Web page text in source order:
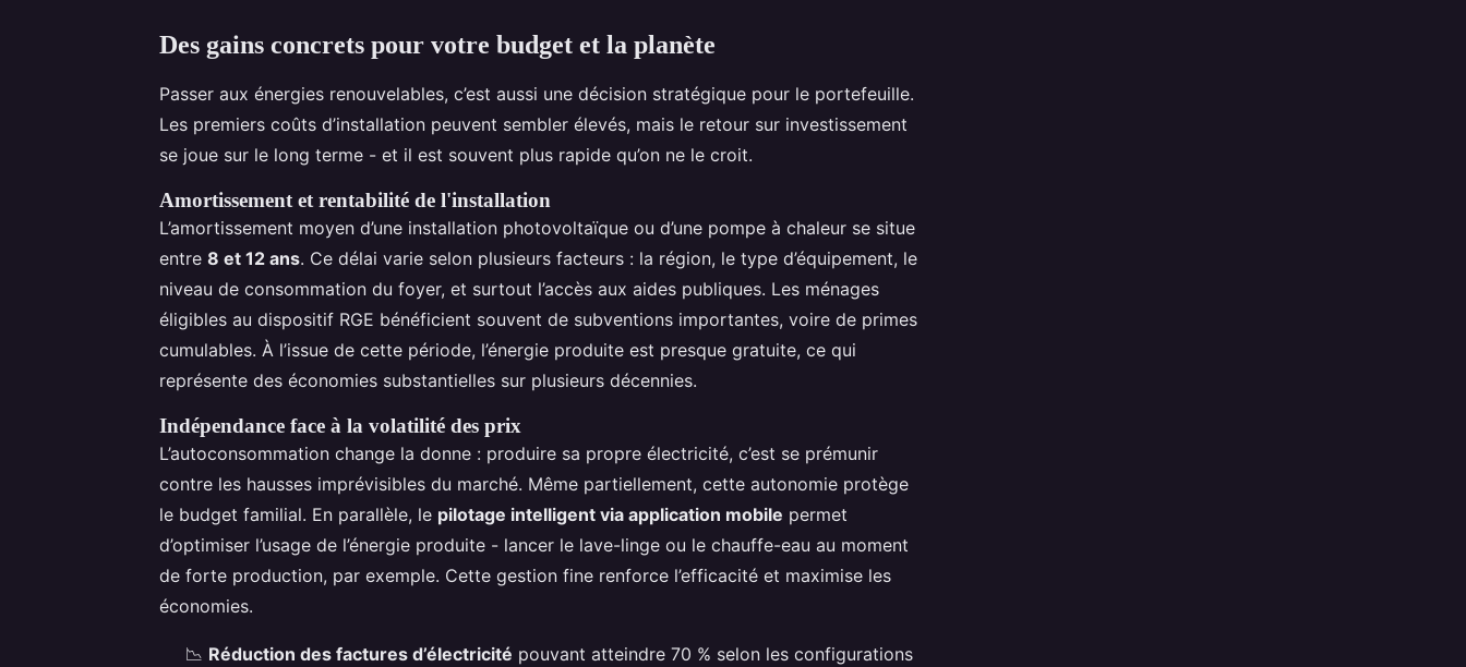
Des gains concrets pour votre budget et la planète
Passer aux énergies renouvelables, c’est aussi une décision stratégique pour le portefeuille.
Les premiers coûts d’installation peuvent sembler élevés, mais le retour sur investissement
se joue sur le long terme - et il est souvent plus rapide qu’on ne le croit.
Amortissement et rentabilité de l'installation
L’amortissement moyen d’une installation photovoltaïque ou d’une pompe à chaleur se situe
entre 8 et 12 ans. Ce délai varie selon plusieurs facteurs : la région, le type d’équipement, le
niveau de consommation du foyer, et surtout l’accès aux aides publiques. Les ménages
éligibles au dispositif RGE bénéficient souvent de subventions importantes, voire de primes
cumulables. À l’issue de cette période, l’énergie produite est presque gratuite, ce qui
représente des économies substantielles sur plusieurs décennies.
Indépendance face à la volatilité des prix
L’autoconsommation change la donne : produire sa propre électricité, c’est se prémunir
contre les hausses imprévisibles du marché. Même partiellement, cette autonomie protège
le budget familial. En parallèle, le pilotage intelligent via application mobile permet
d’optimiser l’usage de l’énergie produite - lancer le lave-linge ou le chauffe-eau au moment
de forte production, par exemple. Cette gestion fine renforce l’efficacité et maximise les
économies.
📉 Réduction des factures d’électricité pouvant atteindre 70 % selon les configurations